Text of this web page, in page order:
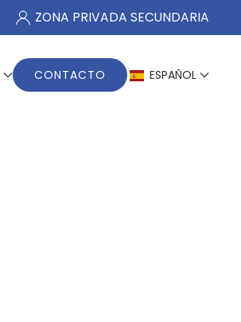
ZONA PRIVADA SECUNDARIA
CONTACTO ESPAÑOL